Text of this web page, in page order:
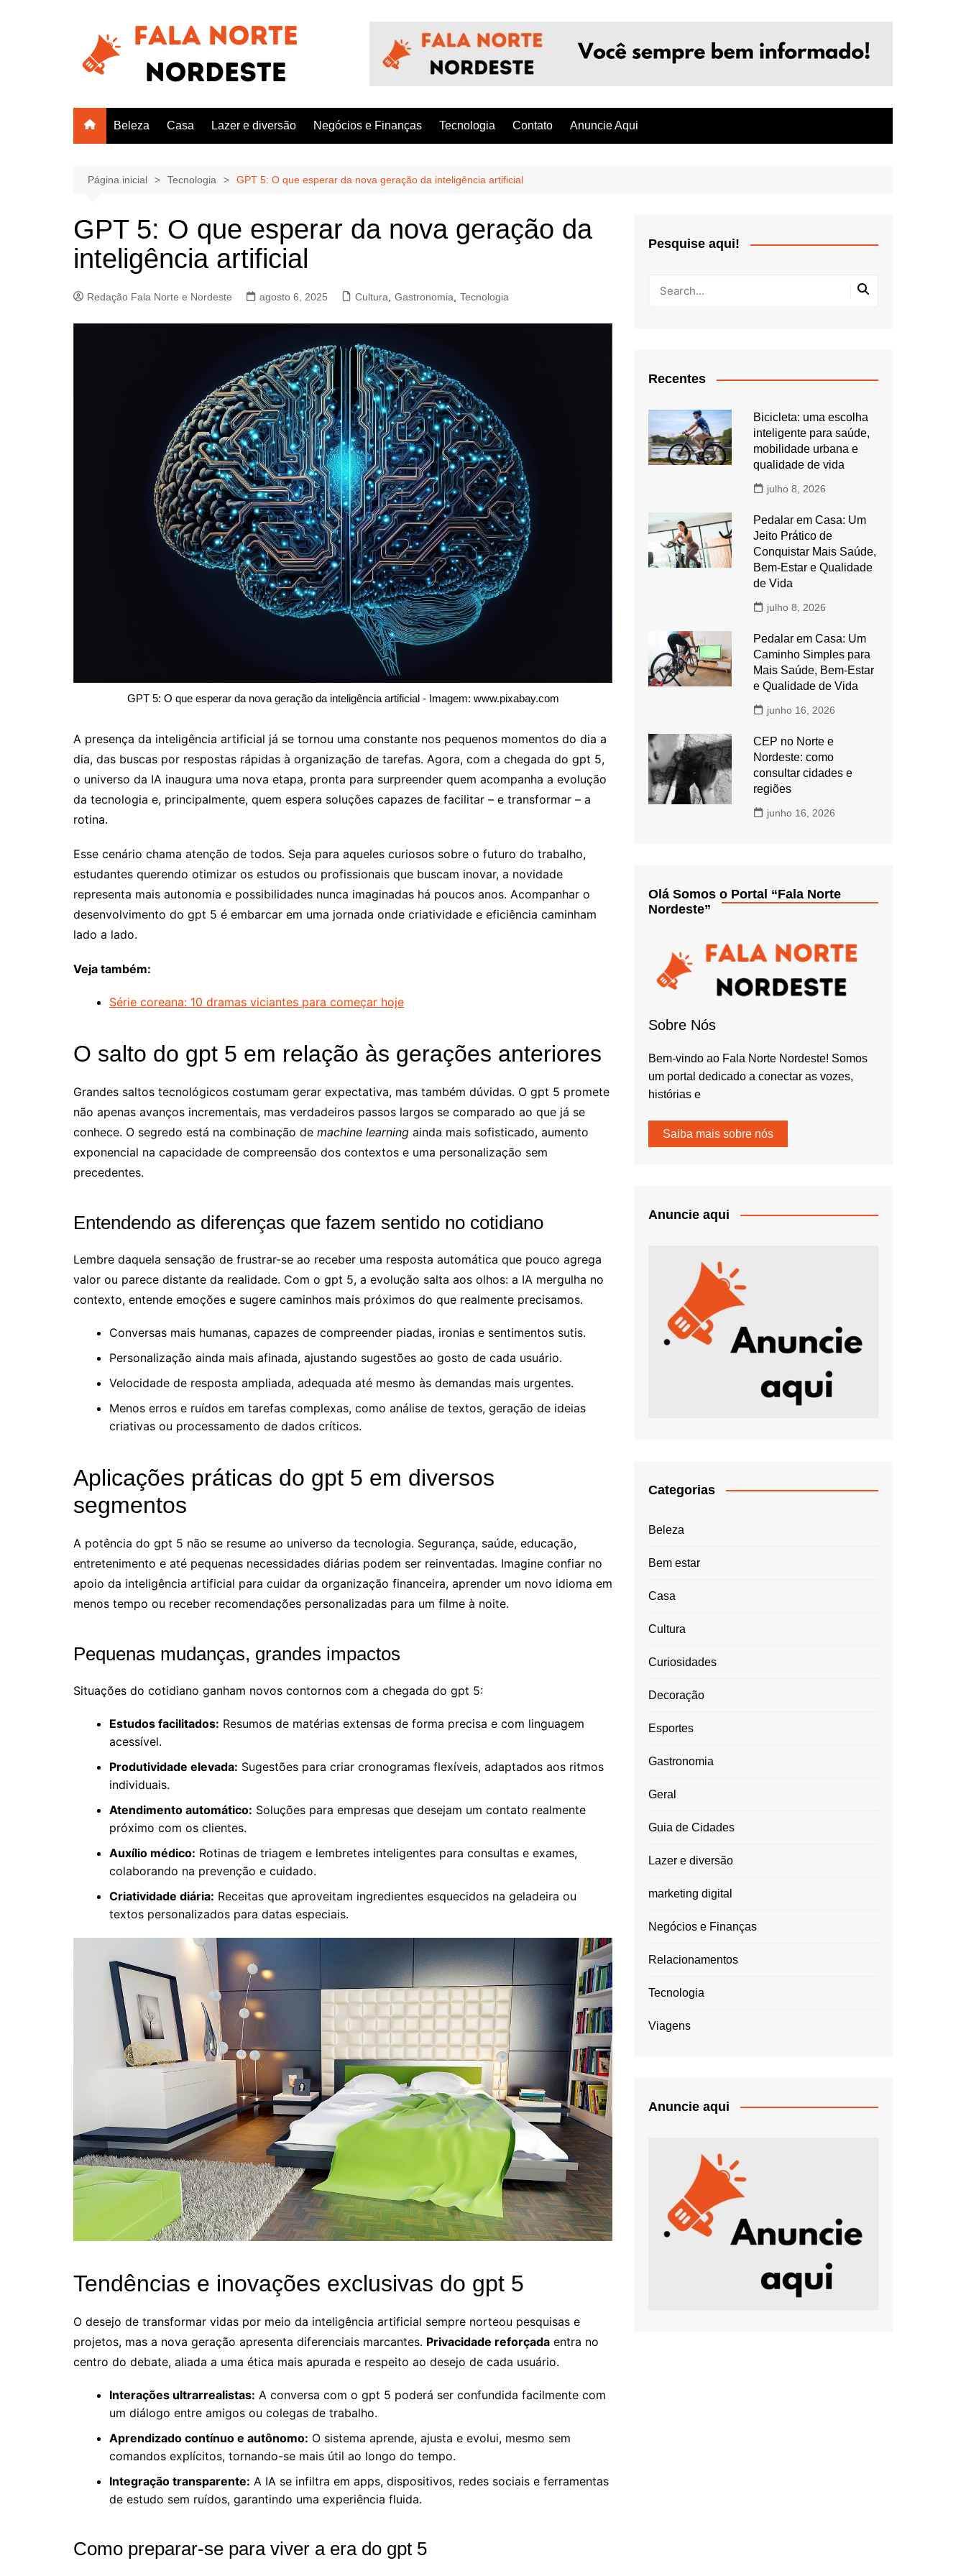
Beleza Casa Lazer e diversão Negócios e Finanças Tecnologia Contato Anuncie Aqui
Página inicial Tecnologia GPT 5: O que esperar da nova geração da inteligência artificial
GPT 5: O que esperar da nova geração da
inteligência artificial
Redação Fala Norte e Nordeste agosto 6, 2025 Cultura Gastronomia Tecnologia
GPT 5: O que esperar da nova geração da inteligência artificial - Imagem: www.pixabay.com
A presença da inteligência artificial já se tornou uma constante nos pequenos momentos do dia a
dia, das buscas por respostas rápidas à organização de tarefas. Agora, com a chegada do gpt 5,
o universo da IA inaugura uma nova etapa, pronta para surpreender quem acompanha a evolução
da tecnologia e, principalmente, quem espera soluções capazes de facilitar – e transformar – a
rotina.
Esse cenário chama atenção de todos. Seja para aqueles curiosos sobre o futuro do trabalho,
estudantes querendo otimizar os estudos ou profissionais que buscam inovar, a novidade
representa mais autonomia e possibilidades nunca imaginadas há poucos anos. Acompanhar o
desenvolvimento do gpt 5 é embarcar em uma jornada onde criatividade e eficiência caminham
lado a lado.
Veja também:
Série coreana: 10 dramas viciantes para começar hoje
O salto do gpt 5 em relação às gerações anteriores
Grandes saltos tecnológicos costumam gerar expectativa, mas também dúvidas. O gpt 5 promete
não apenas avanços incrementais, mas verdadeiros passos largos se comparado ao que já se
conhece. O segredo está na combinação de machine learning ainda mais sofisticado, aumento
exponencial na capacidade de compreensão dos contextos e uma personalização sem
precedentes.
Entendendo as diferenças que fazem sentido no cotidiano
Lembre daquela sensação de frustrar-se ao receber uma resposta automática que pouco agrega
valor ou parece distante da realidade. Com o gpt 5, a evolução salta aos olhos: a IA mergulha no
contexto, entende emoções e sugere caminhos mais próximos do que realmente precisamos.
Conversas mais humanas, capazes de compreender piadas, ironias e sentimentos sutis.
Personalização ainda mais afinada, ajustando sugestões ao gosto de cada usuário.
Velocidade de resposta ampliada, adequada até mesmo às demandas mais urgentes.
Menos erros e ruídos em tarefas complexas, como análise de textos, geração de ideias
criativas ou processamento de dados críticos.
Aplicações práticas do gpt 5 em diversos
segmentos
A potência do gpt 5 não se resume ao universo da tecnologia. Segurança, saúde, educação,
entretenimento e até pequenas necessidades diárias podem ser reinventadas. Imagine confiar no
apoio da inteligência artificial para cuidar da organização financeira, aprender um novo idioma em
menos tempo ou receber recomendações personalizadas para um filme à noite.
Pequenas mudanças, grandes impactos
Situações do cotidiano ganham novos contornos com a chegada do gpt 5:
Estudos facilitados: Resumos de matérias extensas de forma precisa e com linguagem
acessível.
Produtividade elevada: Sugestões para criar cronogramas flexíveis, adaptados aos ritmos
individuais.
Atendimento automático: Soluções para empresas que desejam um contato realmente
próximo com os clientes.
Auxílio médico: Rotinas de triagem e lembretes inteligentes para consultas e exames,
colaborando na prevenção e cuidado.
Criatividade diária: Receitas que aproveitam ingredientes esquecidos na geladeira ou
textos personalizados para datas especiais.
Tendências e inovações exclusivas do gpt 5
O desejo de transformar vidas por meio da inteligência artificial sempre norteou pesquisas e
projetos, mas a nova geração apresenta diferenciais marcantes. Privacidade reforçada entra no
centro do debate, aliada a uma ética mais apurada e respeito ao desejo de cada usuário.
Interações ultrarrealistas: A conversa com o gpt 5 poderá ser confundida facilmente com
um diálogo entre amigos ou colegas de trabalho.
Aprendizado contínuo e autônomo: O sistema aprende, ajusta e evolui, mesmo sem
comandos explícitos, tornando-se mais útil ao longo do tempo.
Integração transparente: A IA se infiltra em apps, dispositivos, redes sociais e ferramentas
de estudo sem ruídos, garantindo uma experiência fluida.
Como preparar-se para viver a era do gpt 5
Pesquise aqui!
Recentes
Bicicleta: uma escolha
inteligente para saúde,
mobilidade urbana e
qualidade de vida
julho 8, 2026
Pedalar em Casa: Um
Jeito Prático de
Conquistar Mais Saúde,
Bem-Estar e Qualidade
de Vida
julho 8, 2026
Pedalar em Casa: Um
Caminho Simples para
Mais Saúde, Bem-Estar
e Qualidade de Vida
junho 16, 2026
CEP no Norte e
Nordeste: como
consultar cidades e
regiões
junho 16, 2026
Olá Somos o Portal “Fala Norte
Nordeste”
Sobre Nós
Bem-vindo ao Fala Norte Nordeste! Somos
um portal dedicado a conectar as vozes,
histórias e
Saiba mais sobre nós
Anuncie aqui
Categorias
Beleza
Bem estar
Casa
Cultura
Curiosidades
Decoração
Esportes
Gastronomia
Geral
Guia de Cidades
Lazer e diversão
marketing digital
Negócios e Finanças
Relacionamentos
Tecnologia
Viagens
Anuncie aqui